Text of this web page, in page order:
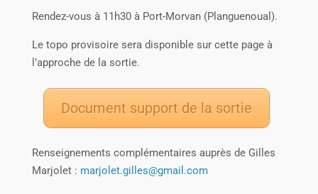
Rendez-vous à 11h30 à Port-Morvan(Planguenoual).
Le topo provisoire sera disponible sur cette page à
l’approche de la sortie.
Document support de la sortie
Renseignements complémentaires auprès de Gilles
Marjolet : marjolet.gilles@gmail.com